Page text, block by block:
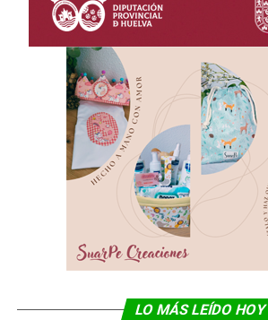
LO MÁS LEÍDO HOY